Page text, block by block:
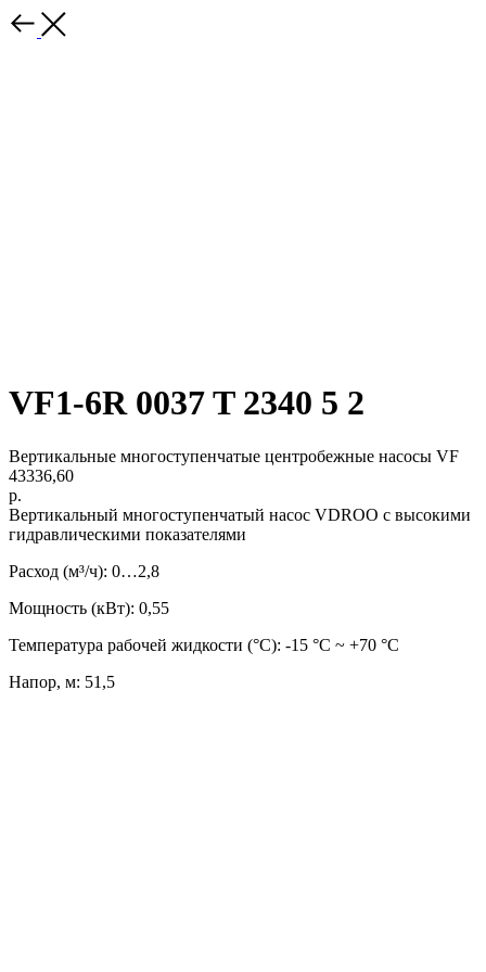
VF1-6R 0037 T 2340 5 2
Вертикальные многоступенчатые центробежные насосы VF
43336,60
р.
Вертикальный многоступенчатый насос VDROO с высокими
гидравлическими показателями
Расход (м³/ч): 0…2,8
Мощность (кВт): 0,55
Температура рабочей жидкости (°C): -15 °С ~ +70 °С
Напор, м: 51,5